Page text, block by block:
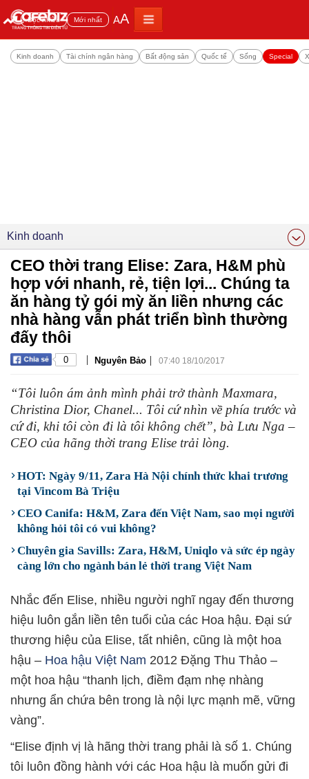
Đọc nhiều Mới nhất AA
Kinh doanh Tài chính ngân hàng Bất động sản Quốc tế Sống Special
Kinh doanh
CEO thời trang Elise: Zara, H&M phù
hợp với nhanh, rẻ, tiện lợi... Chúng ta
ăn hàng tỷ gói mỳ ăn liền nhưng các
nhà hàng vẫn phát triển bình thường
đấy thôi
0 | Nguyên Bảo | 07:40 18/10/2017
“Tôi luôn ám ảnh mình phải trở thành Maxmara,
Christina Dior, Chanel... Tôi cứ nhìn về phía trước và
cứ đi, khi tôi còn đi là tôi không chết”, bà Lưu Nga –
CEO của hãng thời trang Elise trải lòng.
HOT: Ngày 9/11, Zara Hà Nội chính thức khai trương
tại Vincom Bà Triệu
CEO Canifa: H&M, Zara đến Việt Nam, sao mọi người
không hỏi tôi có vui không?
Chuyên gia Savills: Zara, H&M, Uniqlo và sức ép ngày
càng lớn cho ngành bán lẻ thời trang Việt Nam
Nhắc đến Elise, nhiều người nghĩ ngay đến thương
hiệu luôn gắn liền tên tuổi của các Hoa hậu. Đại sứ
thương hiệu của Elise, tất nhiên, cũng là một hoa
hậu – Hoa hậu Việt Nam 2012 Đặng Thu Thảo –
một hoa hậu “thanh lịch, điềm đạm nhẹ nhàng
nhưng ẩn chứa bên trong là nội lực mạnh mẽ, vững
vàng”.
“Elise định vị là hãng thời trang phải là số 1. Chúng
tôi luôn đồng hành với các Hoa hậu là muốn gửi đi